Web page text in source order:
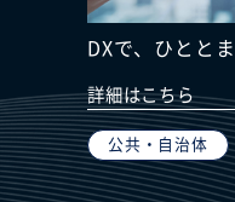
DXで、ひとと
詳細はこちら
公共・自治体